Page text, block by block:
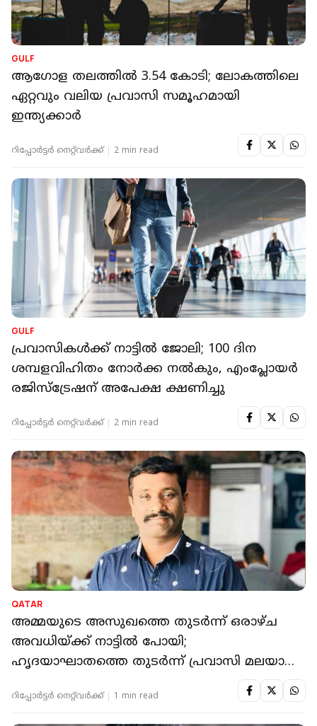
GULF
ആഗോള തലത്തില്‍ 3.54 കോടി; ലോകത്തിലെ
ഏറ്റവും വലിയ പ്രവാസി സമൂഹമായി
ഇന്ത്യക്കാർ
റിപ്പോർട്ടർ നെറ്റ്‌വര്‍ക്ക്‌ 2 min read
GULF
പ്രവാസികള്‍ക്ക് നാട്ടില്‍ ജോലി; 100 ദിന
ശമ്പളവിഹിതം നോ‍ർക്ക നൽകും, എംപ്ലോയർ
രജിസ്ട്രേഷന് അപേക്ഷ ക്ഷണിച്ചു
റിപ്പോർട്ടർ നെറ്റ്‌വര്‍ക്ക്‌ 2 min read
QATAR
അമ്മയുടെ അസുഖത്തെ തുടർന്ന് ഒരാഴ്ച
അവധിയ്ക്ക് നാട്ടിൽ പോയി;
ഹൃദയാഘാതത്തെ തുടർന്ന് പ്രവാസി മലയാളി
റിപ്പോർട്ടർ നെറ്റ്‌വര്‍ക്ക്‌ 1 min read